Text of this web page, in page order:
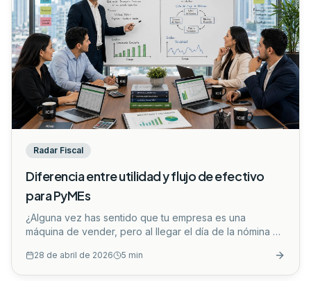
Radar Fiscal
Diferencia entre utilidad y flujo de efectivo
para PyMEs
¿Alguna vez has sentido que tu empresa es una
máquina de vender, pero al llegar el día de la nómina o
No estás solo. Muchos emprendedores y
administradores en México atraviesan esta misma
28 de abril de 2026 5 min